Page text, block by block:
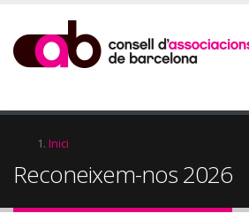
contingut
d'Ariadna
Inici
Reconeixem-nos 2026